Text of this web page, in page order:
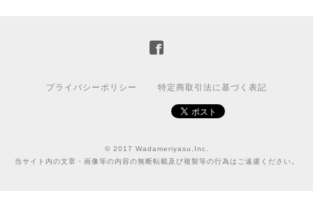
プライバシーポリシー 特定商取引法に基づく表記
© 2017 Wadameriyasu,Inc.
当サイト内の文章・画像等の内容の無断転載及び複製等の行為はご遠慮ください。